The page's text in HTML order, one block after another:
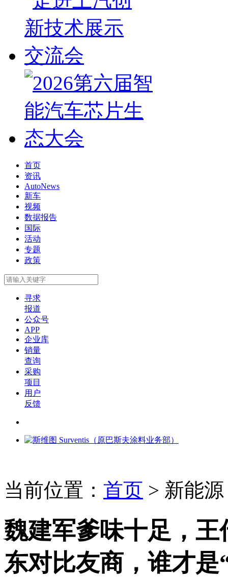
首页
资讯
AutoNews
新车
视频
数据报告
国际
活动
专题
政策
寻求
报道
公众号
APP
企业库
销量
查询
采购
项目
用户
反馈
当前位置： 首页 > 新能源
魏建军爹味十足，
东对比友商，谁才是